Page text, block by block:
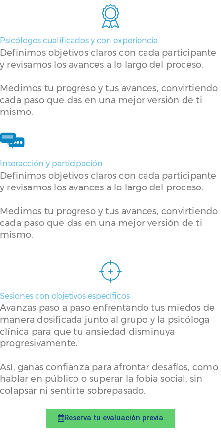
Psicólogos cualificados y con experiencia
Definimos objetivos claros con cada participante
y revisamos los avances a lo largo del proceso.
Medimos tu progreso y tus avances, convirtiendo
cada paso que das en una mejor versión de ti
mismo.
Interacción y participación
Definimos objetivos claros con cada participante
y revisamos los avances a lo largo del proceso.
Medimos tu progreso y tus avances, convirtiendo
cada paso que das en una mejor versión de ti
mismo.
Sesiones con objetivos específicos
Avanzas paso a paso enfrentando tus miedos de
manera dosificada junto al grupo y la psicóloga
clínica para que tu ansiedad disminuya
progresivamente.
Así, ganas confianza para afrontar desafíos, como
hablar en público o superar la fobia social, sin
colapsar ni sentirte sobrepasado.
Reserva tu evaluación previa